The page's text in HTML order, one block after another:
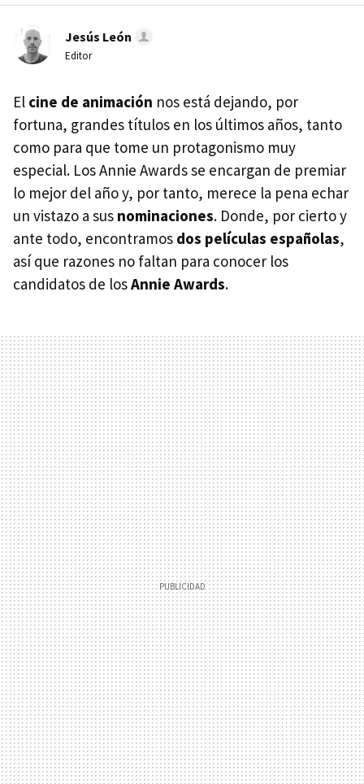
Jesús León
Editor
El cine de animación nos está dejando, por
fortuna, grandes títulos en los últimos años, tanto
como para que tome un protagonismo muy
especial. Los Annie Awards se encargan de premiar
lo mejor del año y, por tanto, merece la pena echar
un vistazo a sus nominaciones. Donde, por cierto y
ante todo, encontramos dos películas españolas,
así que razones no faltan para conocer los
candidatos de losAnnie Awards.